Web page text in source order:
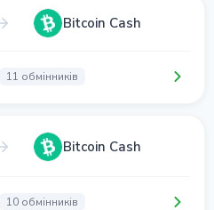
Bitcoin Cash
11 обмінників
Bitcoin Cash
10 обмінників